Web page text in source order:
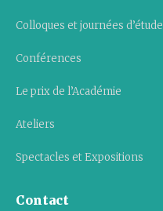
Colloques et journées d’étude
Conférences
Le prix de l’Académie
Ateliers
Spectacles et Expositions
Contact